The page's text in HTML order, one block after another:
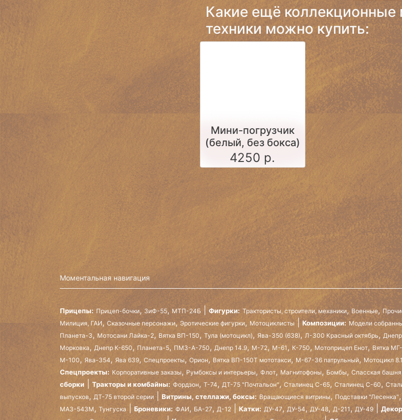
Какие ещё
техники можно купить:
Мини-погрузчик
(белый, без бокса)
4250 р.
Моментальная навигация
Прицепы: Прицеп-бочки, ЗиФ-55, МТП-24Б Фигурки: Трактористы, строители, механики,Военные,
Милиция, ГАИ, Сказочные персонажи, Эротические фигурки, Мотоциклисты Композиции: Модели
Планета-3, Мотосани Лайка-2, Вятка ВП-150, Тула (мотоцикл), Ява-350 (638), Л-300 Красный октябрь,
Морковка, Днепр К-650, Планета-5, ПМЗ-А-750, Днепр 14.9, М-72, М-61 , К-750, Мотоприцеп Енот, Вятка
М-100, Ява-354, Ява 639, Спецпроекты, Орион, Вятка ВП-150Т мототакси, М-67-36 патрульный,Мотоцикл
Спецпроекты: Корпоративные заказы, Румбоксы и интерьеры, Флот, Магнитофоны, Бомбы, Спасская башня
сборки
Тракторы и комбайны: Фордзон, Т-74, ДТ-75 "Почтальон", Сталинец С-65, Сталинец С-60,
выпусков, ДТ-75 второй серии Витрины, стеллажи, боксы: Вращающиеся витрины, Подставки "Лесенка"
МАЗ-543М, Тунгуска Броневики: ФАИ, БА-27,Д-12 Катки: ДУ-47, ДУ-54, ДУ-48, Д-211, ДУ-49